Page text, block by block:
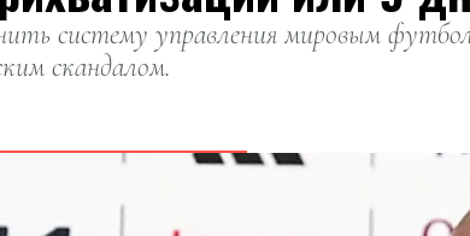
систему управления мировым
скандалом.